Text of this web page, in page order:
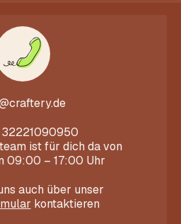
ist für dich da von
09:00 – 17:00 Uhr
auch über unser
kontaktieren